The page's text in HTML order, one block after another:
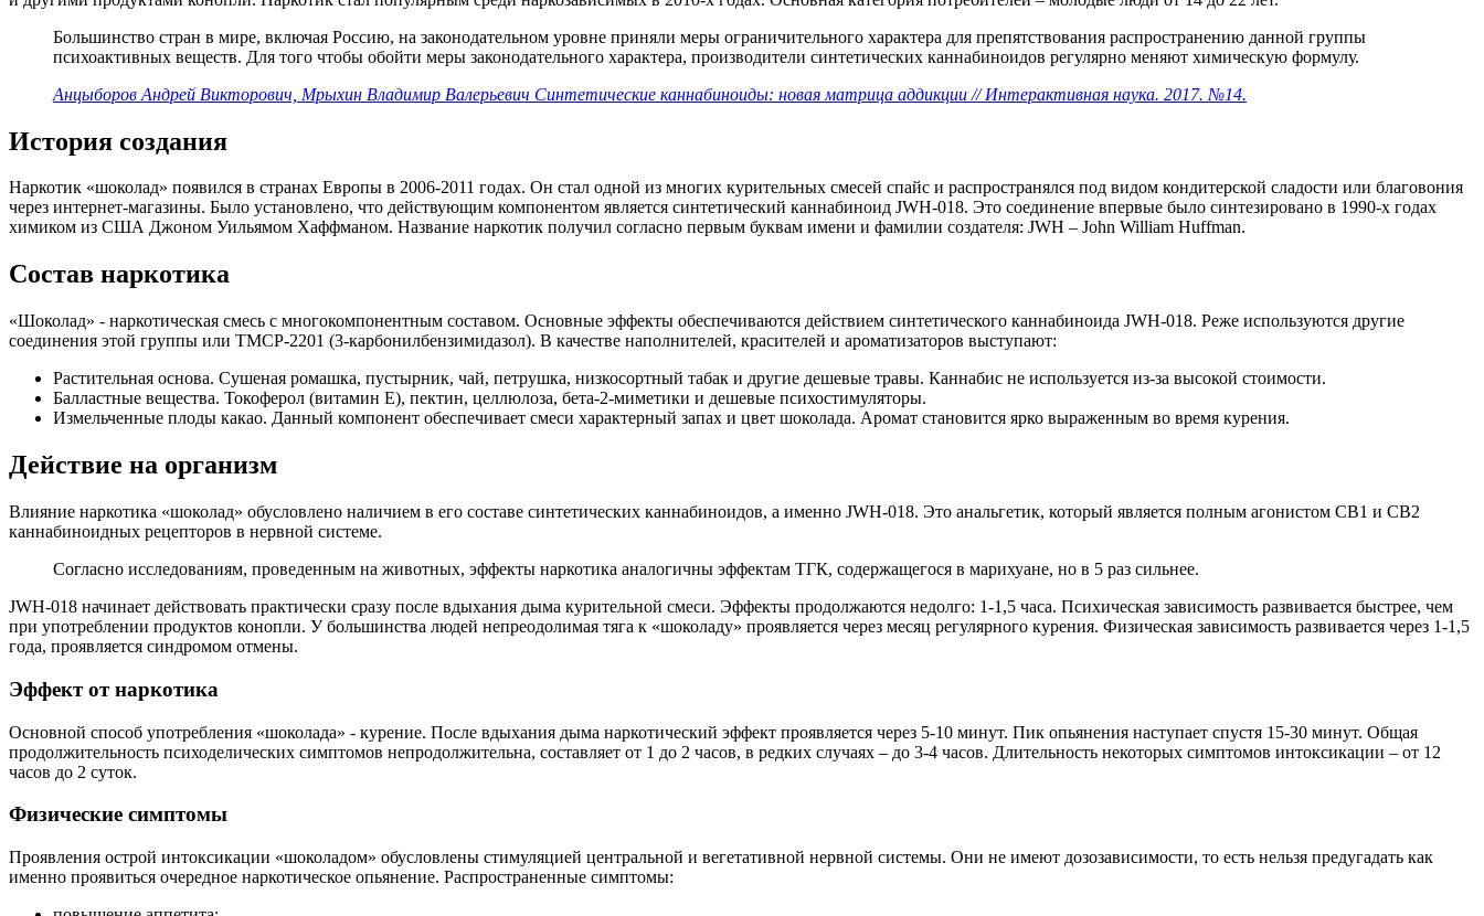
Большинство стран в мире, включая Россию, на законодательном уровне приняли меры ограничительного характера для препятствования распространению данной группы
психоактивных веществ. Для того чтобы обойти меры законодательного характера, производители синтетических каннабиноидов регулярно меняют химическую формулу.
Анцыборов Андрей Викторович, Мрыхин Владимир Валерьевич Синтетические каннабиноиды: новая матрица аддикции // Интерактивная наука. 2017. №14.
История создания
Наркотик «шоколад» появился в странах Европы в 2006-2011 годах. Он стал одной из многих курительных смесей спайс и распространялся под видом кондитерской сладости или благовония
через интернет-магазины. Было установлено, что действующим компонентом является синтетический каннабиноид JWH-018. Это соединение впервые было синтезировано в 1990-х годах
химиком из США Джоном Уильямом Хаффманом. Название наркотик получил согласно первым буквам имени и фамилии создателя: JWH – John William Huffman.
Состав наркотика
«Шоколад» - наркотическая смесь с многокомпонентным составом. Основные эффекты обеспечиваются действием синтетического каннабиноида JWH-018. Реже используются другие
соединения этой группы или ТМСР-2201 (3-карбонилбензимидазол). В качестве наполнителей, красителей и ароматизаторов выступают:
Растительная основа. Сушеная ромашка, пустырник, чай, петрушка, низкосортный табак и другие дешевые травы. Каннабис не используется из-за высокой стоимости.
Балластные вещества. Токоферол (витамин Е), пектин, целлюлоза, бета-2-миметики и дешевые психостимуляторы.
Измельченные плоды какао. Данный компонент обеспечивает смеси характерный запах и цвет шоколада. Аромат становится ярко выраженным во время курения.
Действие на организм
Влияние наркотика «шоколад» обусловлено наличием в его составе синтетических каннабиноидов, а именно JWH-018. Это анальгетик, который является полным агонистом CB1 и CB2
каннабиноидных рецепторов в нервной системе.
Согласно исследованиям, проведенным на животных, эффекты наркотика аналогичны эффектам ТГК, содержащегося в марихуане, но в 5 раз сильнее.
JWH-018 начинает действовать практически сразу после вдыхания дыма курительной смеси. Эффекты продолжаются недолго: 1-1,5 часа. Психическая зависимость развивается быстрее, чем
при употреблении продуктов конопли. У большинства людей непреодолимая тяга к «шоколаду» проявляется через месяц регулярного курения. Физическая зависимость развивается через 1-1,5
года, проявляется синдромом отмены.
Эффект от наркотика
Основной способ употребления «шоколада» - курение. После вдыхания дыма наркотический эффект проявляется через 5-10 минут. Пик опьянения наступает спустя 15-30 минут. Общая
продолжительность психоделических симптомов непродолжительна, составляет от 1 до 2 часов, в редких случаях – до 3-4 часов. Длительность некоторых симптомов интоксикации – от 12
часов до 2 суток.
Физические симптомы
Проявления острой интоксикации «шоколадом» обусловлены стимуляцией центральной и вегетативной нервной системы. Они не имеют дозозависимости, то есть нельзя предугадать как
именно проявиться очередное наркотическое опьянение. Распространенные симптомы: